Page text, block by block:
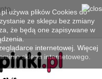
używa plików Cookies do
ze sklepu bez zmiany
że będą one zapisywane w
internetowej. Więcej
sklepu internetowego.